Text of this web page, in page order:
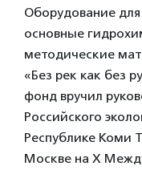
Оборудование
основные
методические
«Без рек как без
фонд вручил
Российского
Республике Коми
Москве на Х